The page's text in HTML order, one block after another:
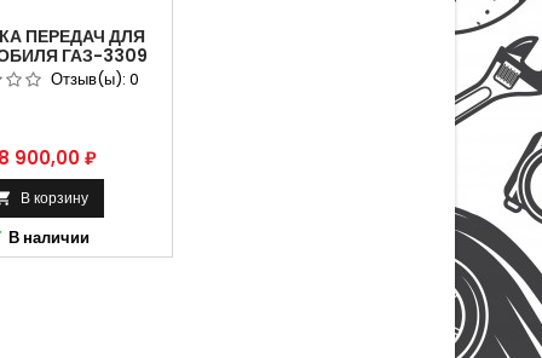
ПЕРЕДАЧ ДЛЯ
ГАЗ-3309
Д245 ДИЗЕЛЬ.
3309-1700010
Отзыв(ы): 0
900,00 ₽
В корзину
В наличии